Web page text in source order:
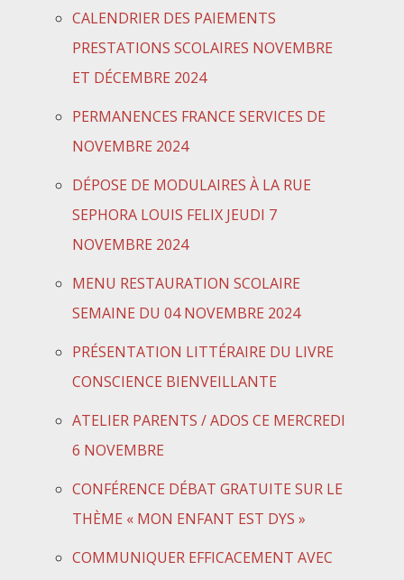
CALENDRIER DES PAIEMENTS
PRESTATIONS SCOLAIRES NOVEMBRE
ET DÉCEMBRE 2024
PERMANENCES FRANCE SERVICES DE
NOVEMBRE 2024
DÉPOSE DE MODULAIRES À LA RUE
SEPHORA LOUIS FELIX JEUDI 7
NOVEMBRE 2024
MENU RESTAURATION SCOLAIRE
SEMAINE DU 04 NOVEMBRE 2024
PRÉSENTATION LITTÉRAIRE DU LIVRE
CONSCIENCE BIENVEILLANTE
ATELIER PARENTS / ADOS CE MERCREDI
6 NOVEMBRE
CONFÉRENCE DÉBAT GRATUITE SUR LE
THÈME « MON ENFANT EST DYS »
COMMUNIQUER EFFICACEMENT AVEC